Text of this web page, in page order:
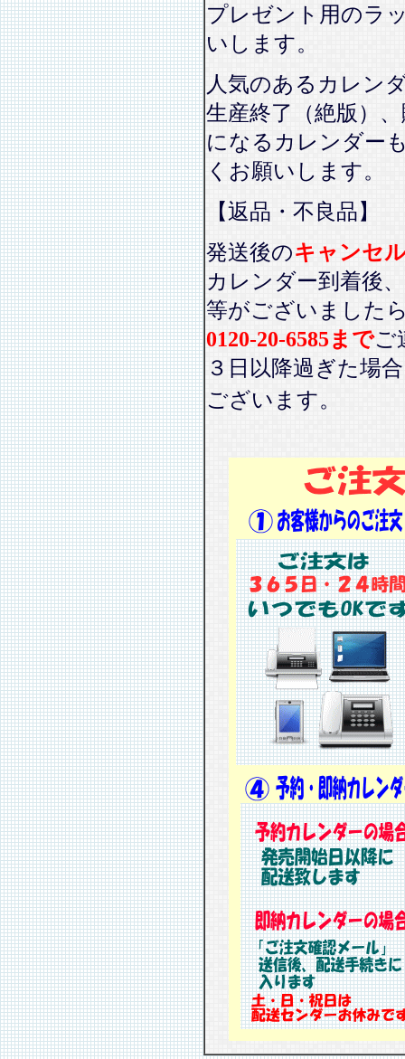
プレゼント用のラ
いします。
人気のあるカレン
生産終了（絶版）
になるカレンダー
くお願いします。
【返品・不良品】
発送後のキャンセ
カレンダー到着後、
等がございました
0120-20-6585までご
３日以降過ぎた場
ございます。